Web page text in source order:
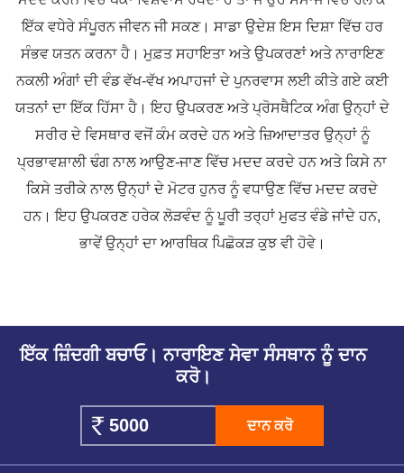
ਇੱਕ ਵਧੇਰੇ ਸੰਪੂਰਨ ਜੀਵਨ ਜੀ ਸਕਣ। ਸਾਡਾ ਉਦੇਸ਼ ਇਸ ਦਿਸ਼ਾ ਵਿੱਚ ਹਰ
ਸੰਭਵ ਯਤਨ ਕਰਨਾ ਹੈ। ਮੁਫ਼ਤ ਸਹਾਇਤਾ ਅਤੇ ਉਪਕਰਣਾਂ ਅਤੇ ਨਾਰਾਇਣ
ਨਕਲੀ ਅੰਗਾਂ ਦੀ ਵੰਡ ਵੱਖ-ਵੱਖ ਅਪਾਹਜਾਂ ਦੇ ਪੁਨਰਵਾਸ ਲਈ ਕੀਤੇ ਗਏ ਕਈ
ਯਤਨਾਂ ਦਾ ਇੱਕ ਹਿੱਸਾ ਹੈ। ਇਹ ਉਪਕਰਣ ਅਤੇ ਪ੍ਰੋਸਥੈਟਿਕ ਅੰਗ ਉਨ੍ਹਾਂ ਦੇ
ਸਰੀਰ ਦੇ ਵਿਸਥਾਰ ਵਜੋਂ ਕੰਮ ਕਰਦੇ ਹਨ ਅਤੇ ਜ਼ਿਆਦਾਤਰ ਉਨ੍ਹਾਂ ਨੂੰ
ਪ੍ਰਭਾਵਸ਼ਾਲੀ ਢੰਗ ਨਾਲ ਆਉਣ-ਜਾਣ ਵਿੱਚ ਮਦਦ ਕਰਦੇ ਹਨ ਅਤੇ ਕਿਸੇ ਨਾ
ਕਿਸੇ ਤਰੀਕੇ ਨਾਲ ਉਨ੍ਹਾਂ ਦੇ ਮੋਟਰ ਹੁਨਰ ਨੂੰ ਵਧਾਉਣ ਵਿੱਚ ਮਦਦ ਕਰਦੇ
ਹਨ। ਇਹ ਉਪਕਰਣ ਹਰੇਕ ਲੋੜਵੰਦ ਨੂੰ ਪੂਰੀ ਤਰ੍ਹਾਂ ਮੁਫਤ ਵੰਡੇ ਜਾਂਦੇ ਹਨ,
ਭਾਵੇਂ ਉਨ੍ਹਾਂ ਦਾ ਆਰਥਿਕ ਪਿਛੋਕੜ ਕੁਝ ਵੀ ਹੋਵੇ।
ਇੱਕ ਜ਼ਿੰਦਗੀ ਬਚਾਓ। ਨਾਰਾਇਣ ਸੇਵਾ ਸੰਸਥਾਨ ਨੂੰ ਦਾਨ
ਕਰੋ।
ਦਾਨ ਕਰੋ